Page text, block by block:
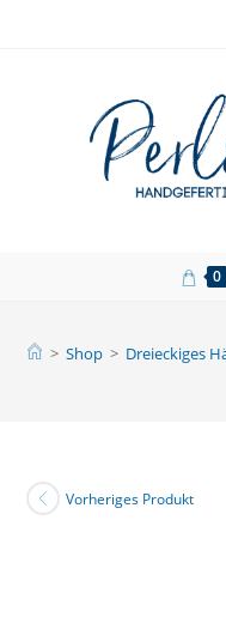
0
> Shop > Dreieckiges
Vorheriges Produkt